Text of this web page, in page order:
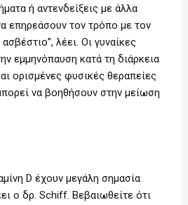
ή αντενδείξεις με άλλα
επηρεάσουν τον τρόπο με τον
λέει. Οι γυναίκες
εμμηνόπαυση κατά τη διάρκεια
ορισμένες φυσικές θεραπείες
να βοηθήσουν στην μείωση
D έχουν μεγάλη σημασία
ο δρ. Schiff. Βεβαιωθείτε ότι